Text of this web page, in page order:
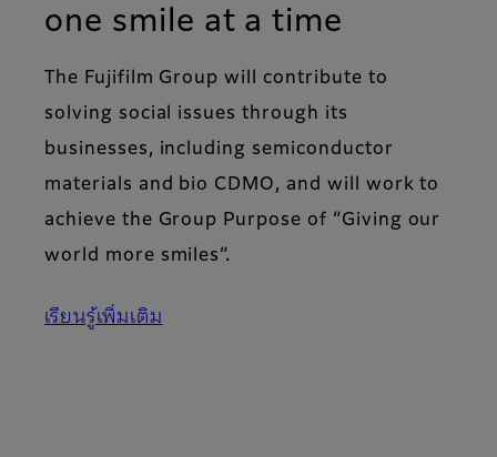
one smile at a time
The Fujifilm Group will contribute to
solving social issues through its
businesses, including semiconductor
materials and bio CDMO, and will work to
achieve the Group Purpose of “Giving our
world more smiles”.
เรียนรู้เพิ่มเติม